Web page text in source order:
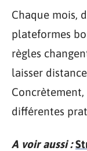
Chaque mois,
plateformes
règles
laisser
différentes
A voir aussi :